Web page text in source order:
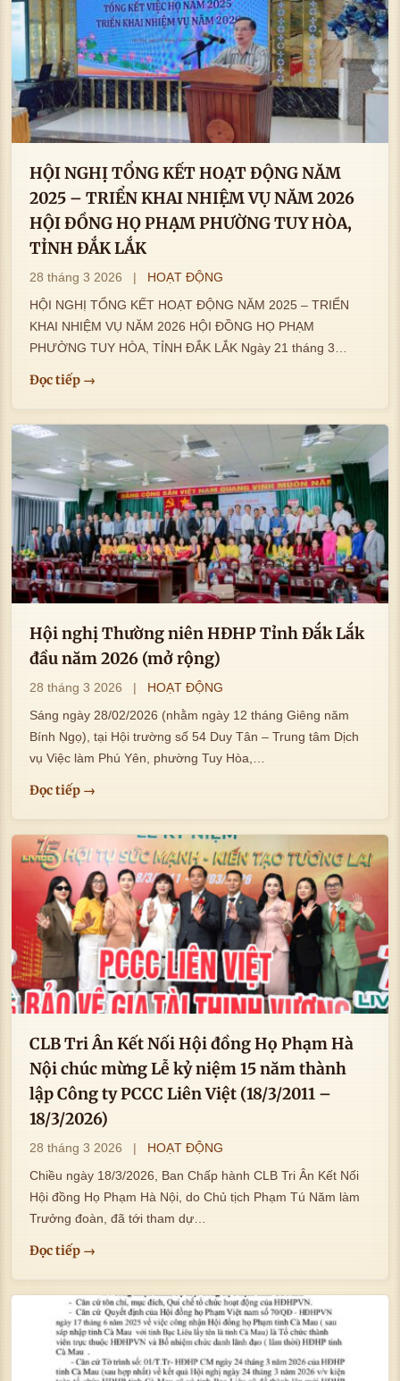
HỘI NGHỊ TỔNG KẾT HOẠT ĐỘNG NĂM
2025 – TRIỂN KHAI NHIỆM VỤ NĂM 2026
HỘI ĐỒNG HỌ PHẠM PHƯỜNG TUY HÒA,
TỈNH ĐẮK LẮK
28 tháng 3 2026 HOẠT ĐỘNG
HỘI NGHỊ TỔNG KẾT HOẠT ĐỘNG NĂM 2025 – TRIỂN
KHAI NHIỆM VỤ NĂM 2026 HỘI ĐỒNG HỌ PHẠM
PHƯỜNG TUY HÒA, TỈNH ĐẮK LẮK Ngày 21 tháng 3
Đọc tiếp →
Hội nghị Thường niên HĐHP Tỉnh Đắk Lắk
đầu năm 2026 (mở rộng)
28 tháng 3 2026 HOẠT ĐỘNG
Sáng ngày 28/02/2026 (nhằm ngày 12 tháng Giêng năm
Bính Ngọ), tại Hội trường số 54 Duy Tân – Trung tâm Dịch
vụ Việc làm Phú Yên, phường Tuy Hòa,…
Đọc tiếp →
CLB Tri Ân Kết Nối Hội đồng Họ Phạm Hà
Nội chúc mừng Lễ kỷ niệm 15 năm thành
lập Công ty PCCC Liên Việt (18/3/2011 –
18/3/2026)
28 tháng 3 2026 HOẠT ĐỘNG
Chiều ngày 18/3/2026, Ban Chấp hành CLB Tri Ân Kết Nối
Hội đồng Họ Phạm Hà Nội, do Chủ tịch Phạm Tú Năm làm
Trưởng đoàn, đã tới tham dự…
Đọc tiếp →